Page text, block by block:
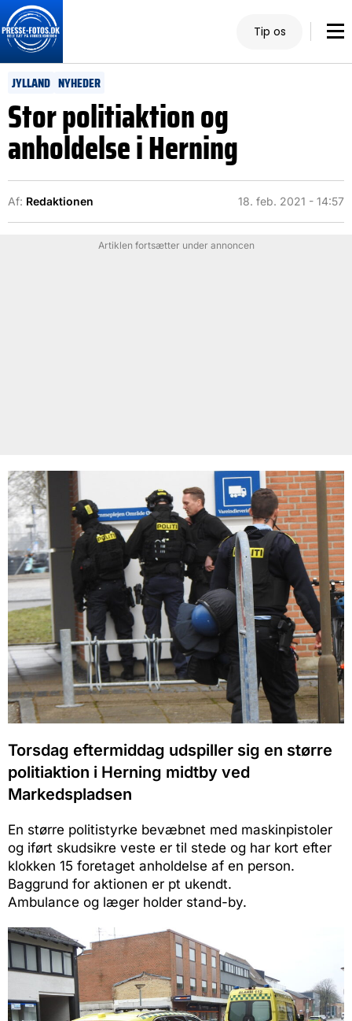
Tip os
JYLLAND NYHEDER
Stor politiaktion og
anholdelse i Herning
Af: Redaktionen 18. feb. 2021 - 14:57
Artiklen fortsætter under annoncen
Torsdag eftermiddag udspiller sig en større
politiaktion i Herning midtby ved
Markedspladsen
En større politistyrke bevæbnet med maskinpistoler
og iført skudsikre veste er til stede og har kort efter
klokken 15 foretaget anholdelse af en person.
Baggrund for aktionen er pt ukendt.
Ambulance og læger holder stand-by.